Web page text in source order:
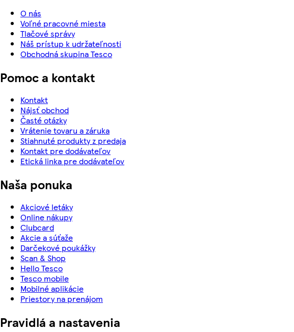
O nás
Voľné pracovné miesta
Tlačové správy
Náš prístup k udržateľnosti
Obchodná skupina Tesco
Pomoc a kontakt
Kontakt
Nájsť obchod
Časté otázky
Vrátenie tovaru a záruka
Stiahnuté produkty z predaja
Kontakt pre dodávateľov
Etická linka pre dodávateľov
Naša ponuka
Akciové letáky
Online nákupy
Clubcard
Akcie a súťaže
Darčekové poukážky
Scan & Shop
Hello Tesco
Tesco mobile
Mobilné aplikácie
Priestory na prenájom
Pravidlá a nastavenia